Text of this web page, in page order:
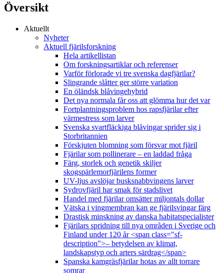
Översikt
Aktuellt
Nyheter
Aktuell fjärilsforskning
Hela artikellistan
Om forskningsartiklar och referenser
Varför förlorade vi tre svenska dagfjärilar?
Slingrande slåtter ger större variation
En öländsk blåvingehybrid
Det nya normala får oss att glömma hur det var
Fortplantningsproblem hos rapsfjärilar efter
värmestress som larver
Svenska svartfläckiga blåvingar sprider sig i
Storbritannien
Förskjuten blomning som försvar mot fjäril
Fjärilar som pollinerare – en laddad fråga
Färg, storlek och genetik skiljer
skogspärlemorfjärilens former
UV-ljus avslöjar busksnabbvingens larver
Sydrovfjäril har smak för stadslivet
Handel med fjärilar omsätter miljontals dollar
Vätska i vingmembran kan ge fjärilsvingar färg
Drastisk minskning av danska habitatspecialister
Fjärilars spridning till nya områden i Sverige och
Finland under 120 år <span class="sf-
description">– betydelsen av klimat,
landskapstyp och arters särdrag</span>
Spanska kamgräsfjärilar hotas av allt torrare
somrar